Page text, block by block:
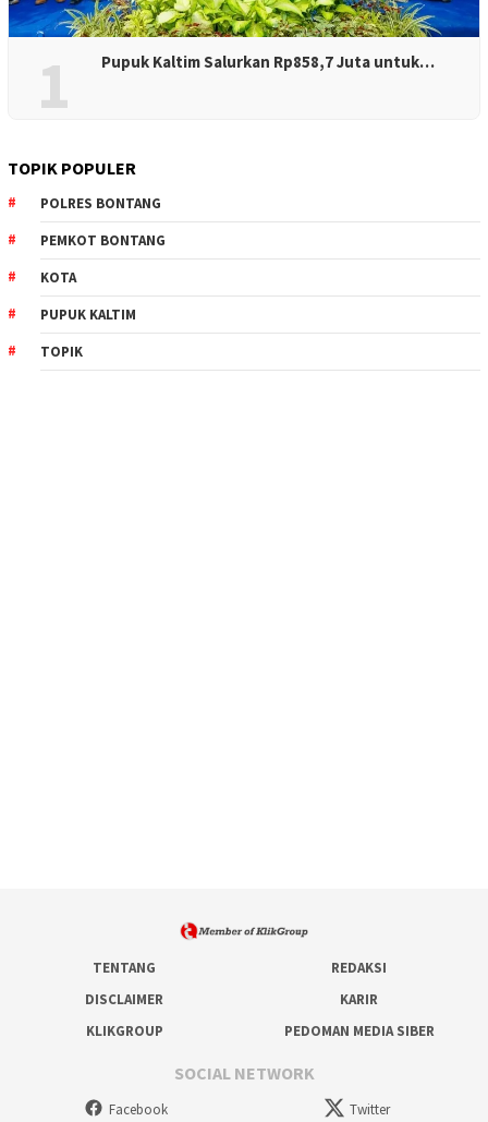
1 Pupuk Kaltim Salurkan Rp858,7 Juta untuk…
TOPIK POPULER
POLRES BONTANG
PEMKOT BONTANG
KOTA
PUPUK KALTIM
TOPIK
TENTANG
REDAKSI
DISCLAIMER
KARIR
KLIKGROUP
PEDOMAN MEDIA SIBER
SOCIAL NETWORK
Facebook Twitter